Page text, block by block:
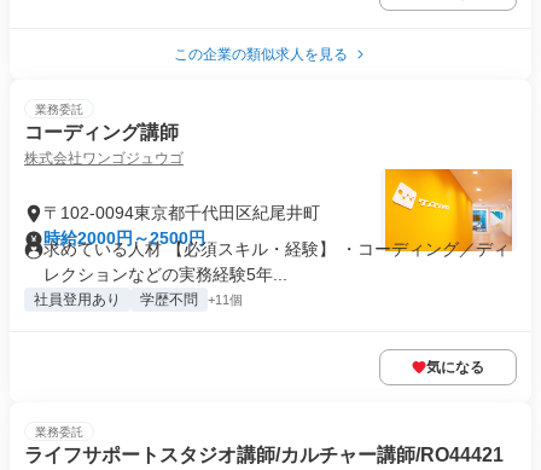
この企業の類似求人を見る
業務委託
コーディング講師
株式会社ワンゴジュウゴ
〒102-0094東京都千代田区紀尾井町
時給2000円～2500円
求めている人材 【必須スキル・経験】 ・コーディング／ディ
レクションなどの実務経験5年...
社員登用あり 学歴不問 +11個
気になる
業務委託
ライフサポートスタジオ講師/カルチャー講師/RO44421